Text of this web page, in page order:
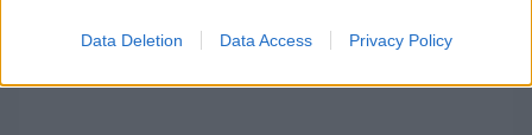
Data Deletion Data Access Privacy Policy